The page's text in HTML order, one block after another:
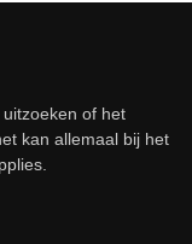
of het
kan allemaal bij het